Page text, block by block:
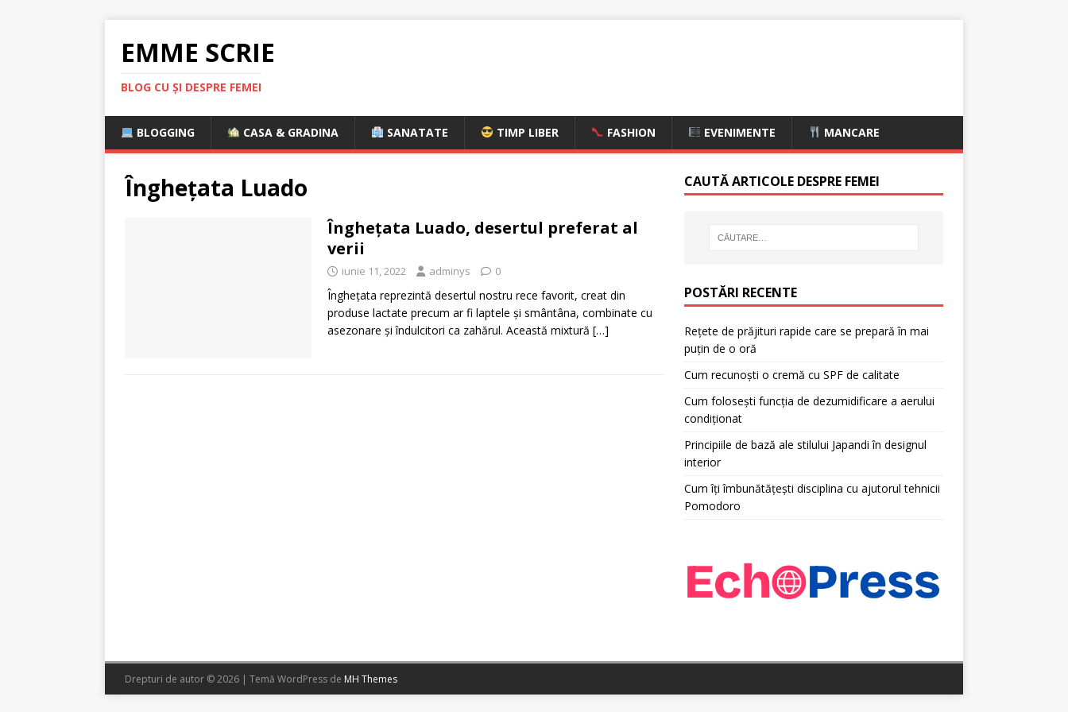
EMME SCRIE
BLOG CU ȘI DESPRE FEMEI
BLOGGING CASA & GRADINA SANATATE TIMP LIBER FASHION EVENIMENTE MANCARE
Înghețata Luado
Înghețata Luado, desertul preferat al
verii
iunie 11, 2022 adminys 0
Înghețata reprezintă desertul nostru rece favorit, creat din
produse lactate precum ar fi laptele și smântâna, combinate cu
asezonare și îndulcitori ca zahărul. Această mixtură […]
CAUTĂ ARTICOLE DESPRE FEMEI
POSTĂRI RECENTE
Rețete de prăjituri rapide care se prepară în mai
puțin de o oră
Cum recunoști o cremă cu SPF de calitate
Cum folosești funcția de dezumidificare a aerului
condiționat
Principiile de bază ale stilului Japandi în designul
interior
Cum îți îmbunătățești disciplina cu ajutorul tehnicii
Pomodoro
Drepturi de autor © 2026 | Temă WordPress de MH Themes